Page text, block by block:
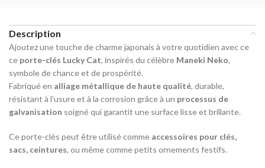
Description
Ajoutez une touche de charme japonais à votre quotidien avec ce
ce porte-clés Lucky Cat, inspirés du célèbre Maneki Neko,
symbole de chance et de prospérité.
Fabriqué en alliage métallique de haute qualité, durable,
résistant à l’usure et à la corrosion grâce à un processus de
galvanisation soigné qui garantit une surface lisse et brillante.
Ce porte-clés peut être utilisé comme accessoires pour clés,
sacs, ceintures, ou même comme petits ornements festifs.